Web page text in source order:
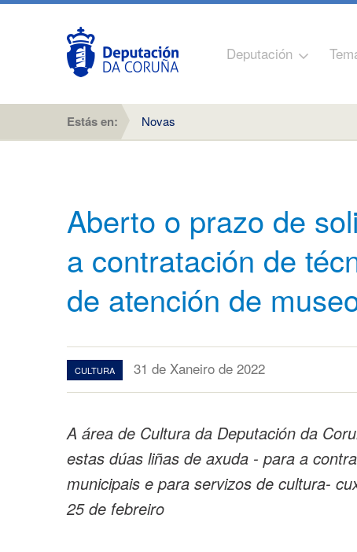
Deputación
Estás en: Novas
Aberto o prazo de
a contratación de
de atención de
CULTURA 31 de Xaneiro de 2022
A área de Cultura da Deputación da
estas dúas liñas de axuda - para a
municipais e para servizos de cultura-
25 de febreiro